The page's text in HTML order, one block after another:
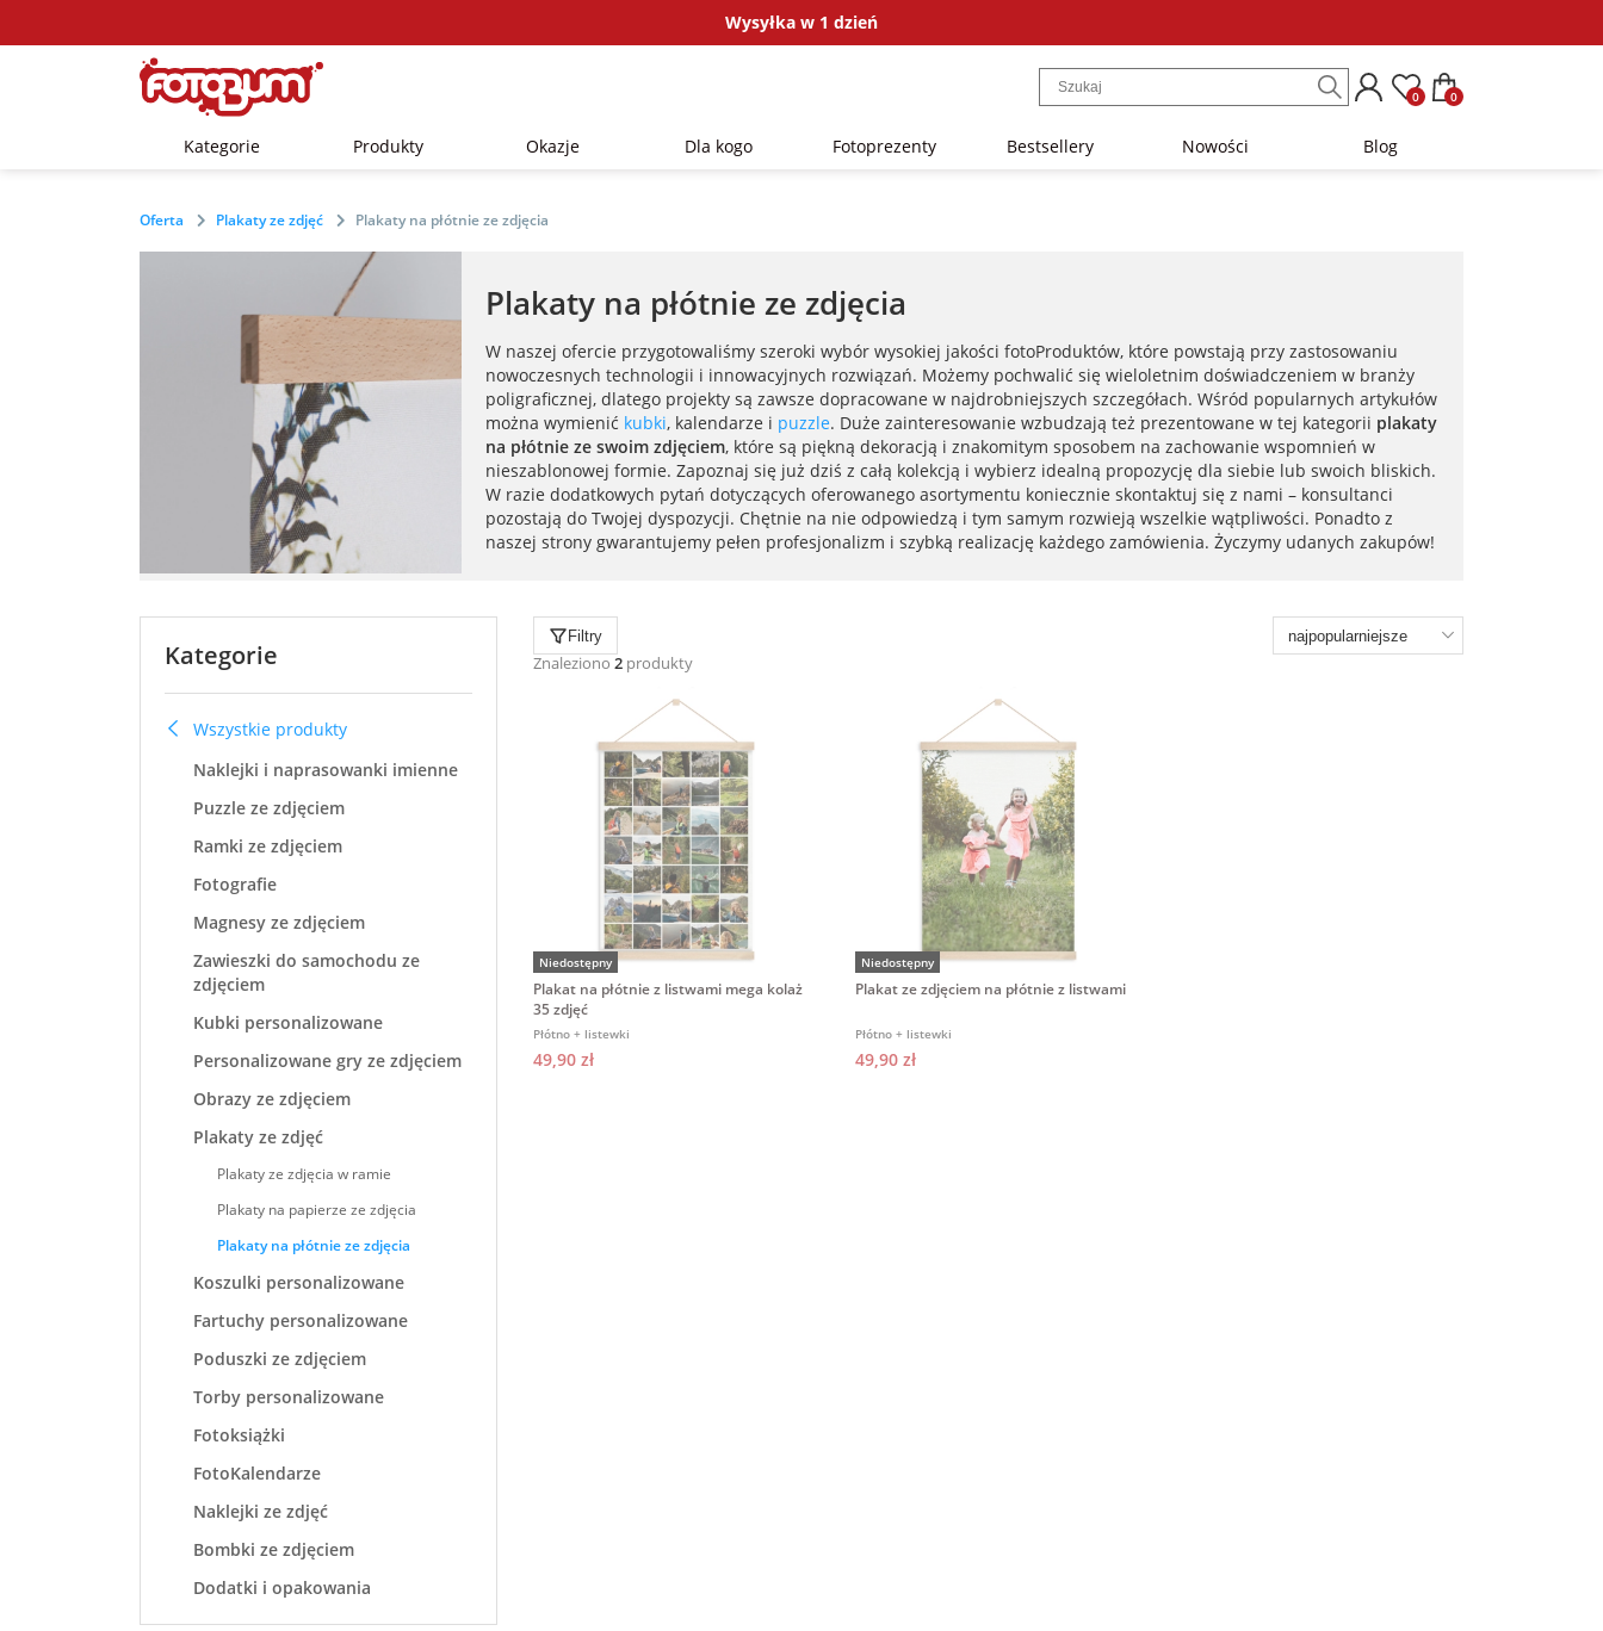
Wysyłka w 1 dzień
0 0
Kategorie Produkty Okazje Dla kogo Fotoprezenty Bestsellery Nowości Blog
Oferta Plakaty ze zdjęć Plakaty na płótnie ze zdjęcia
Plakaty na płótnie ze zdjęcia
W naszej ofercie przygotowaliśmy szeroki wybór wysokiej jakości fotoProduktów, które powstają przy zastosowaniu
nowoczesnych technologii i innowacyjnych rozwiązań. Możemy pochwalić się wieloletnim doświadczeniem w branży
poligraficznej, dlatego projekty są zawsze dopracowane w najdrobniejszych szczegółach. Wśród popularnych artykułów
można wymienić kubki, kalendarze i puzzle. Duże zainteresowanie wzbudzają też prezentowane w tej kategorii plakaty
na płótnie ze swoim zdjęciem, które są piękną dekoracją i znakomitym sposobem na zachowanie wspomnień w
nieszablonowej formie. Zapoznaj się już dziś z całą kolekcją i wybierz idealną propozycję dla siebie lub swoich bliskich.
W razie dodatkowych pytań dotyczących oferowanego asortymentu koniecznie skontaktuj się z nami – konsultanci
pozostają do Twojej dyspozycji. Chętnie na nie odpowiedzą i tym samym rozwieją wszelkie wątpliwości. Ponadto z
naszej strony gwarantujemy pełen profesjonalizm i szybką realizację każdego zamówienia. Życzymy udanych zakupów!
Kategorie
Wszystkie produkty
Naklejki i naprasowanki imienne
Puzzle ze zdjęciem
Ramki ze zdjęciem
Fotografie
Magnesy ze zdjęciem
Zawieszki do samochodu ze
zdjęciem
Kubki personalizowane
Personalizowane gry ze zdjęciem
Obrazy ze zdjęciem
Plakaty ze zdjęć
Plakaty ze zdjęcia w ramie
Plakaty na papierze ze zdjęcia
Plakaty na płótnie ze zdjęcia
Koszulki personalizowane
Fartuchy personalizowane
Poduszki ze zdjęciem
Torby personalizowane
Fotoksiążki
FotoKalendarze
Naklejki ze zdjęć
Bombki ze zdjęciem
Dodatki i opakowania
Filtry
Znaleziono 2 produkty
Niedostępny
Plakat na płótnie z listwami mega kolaż
35 zdjęć
Płótno + listewki
49,90 zł
Niedostępny
Plakat ze zdjęciem na płótnie z listwami
Płótno + listewki
49,90 zł